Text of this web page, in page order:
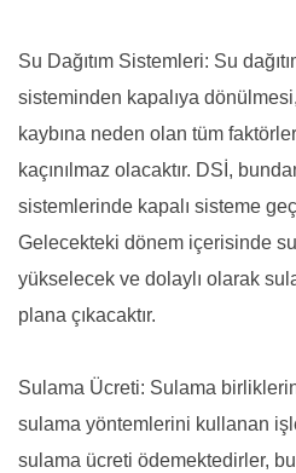
Su Dağıtım Sistemleri: Su
sisteminden kapalıya
kaybına neden olan tüm
kaçınılmaz olacaktır. DSİ,
sistemlerinde kapalı sisteme
Gelecekteki dönem içerisinde
yükselecek ve dolaylı olarak
plana çıkacaktır.
Sulama Ücreti: Sulama
sulama yöntemlerini kullanan
sulama ücreti ödemektedirler,